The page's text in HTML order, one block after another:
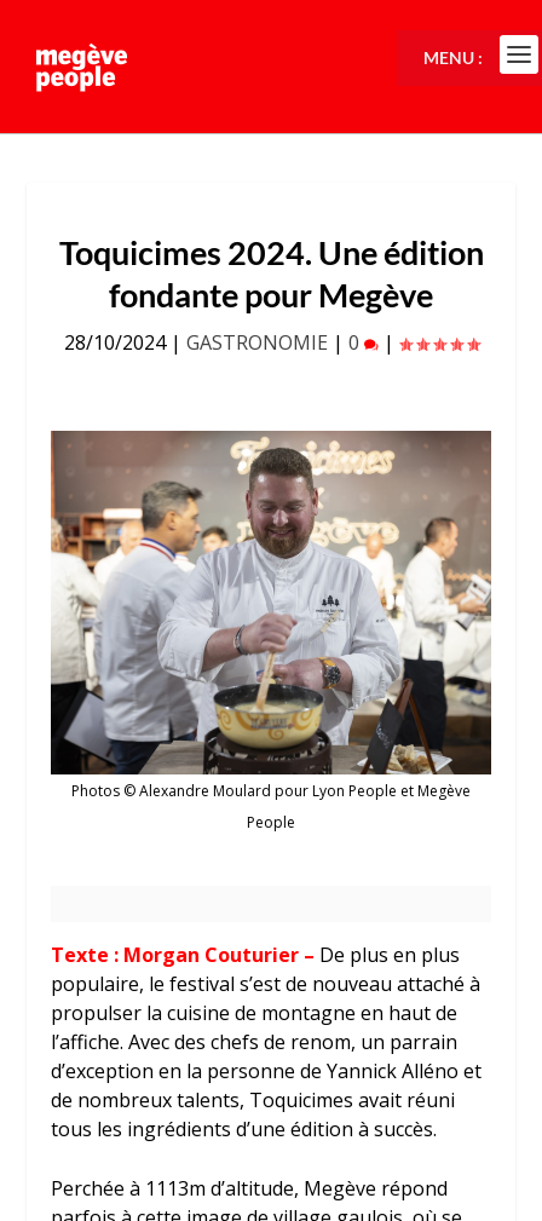
Toquicimes 2024. Une édition
fondante pour Megève
28/10/2024| GASTRONOMIE | 0 |
Photos © Alexandre Moulard pour Lyon People et Megève
People
Texte : Morgan Couturier – De plus en plus
populaire, le festival s’est de nouveau attaché à
propulser la cuisine de montagne en haut de
l’affiche. Avec des chefs de renom, un parrain
d’exception en la personne de Yannick Alléno et
de nombreux talents, Toquicimes avait réuni
tous les ingrédients d’une édition à succès.
Perchée à 1113m d’altitude, Megève répond
MENU :